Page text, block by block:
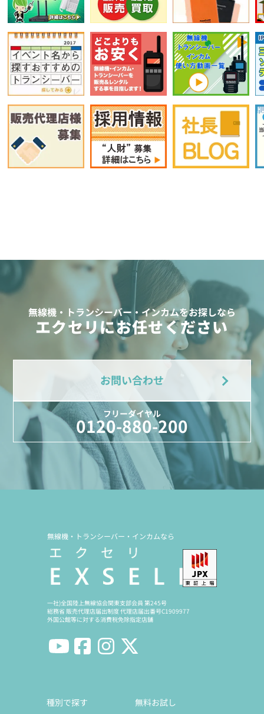
無線機・トランシーバー・インカムをお探しなら
エクセリにお任せください
お問い合わせ
フリーダイヤル
0120-880-200
無線機・トランシーバー・インカムなら
一社)全国陸上無線協会関東支部会員 第245号
総務省 販売代理店届出制度 代理店届出番号C1909977
外国公館等に対する消費税免除指定店舗
種別で探す
無料お試し